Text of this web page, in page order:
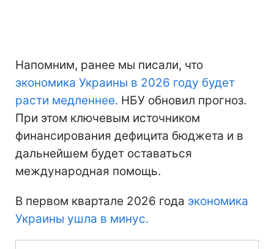
Напомним, ранее мы писали, что
экономика Украины в 2026 году будет
расти медленнее. НБУ обновил прогноз.
При этом ключевым источником
финансирования дефицита бюджета и в
дальнейшем будет оставаться
международная помощь.
В первом квартале 2026 года экономика
Украины ушла в минус.